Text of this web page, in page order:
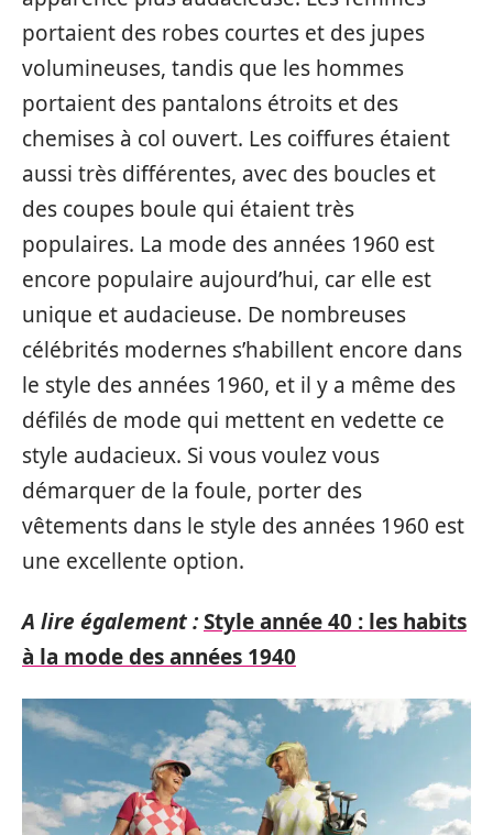
portaient des robes courtes et des jupes
volumineuses, tandis que les hommes
portaient des pantalons étroits et des
chemises à col ouvert. Les coiffures étaient
aussi très différentes, avec des boucles et
des coupes boule qui étaient très
populaires. La mode des années 1960 est
encore populaire aujourd’hui, car elle est
unique et audacieuse. De nombreuses
célébrités modernes s’habillent encore dans
le style des années 1960, et il y a même des
défilés de mode qui mettent en vedette ce
style audacieux. Si vous voulez vous
démarquer de la foule, porter des
vêtements dans le style des années 1960 est
une excellente option.
A lire également :Style année 40 : les habits
à la mode des années 1940